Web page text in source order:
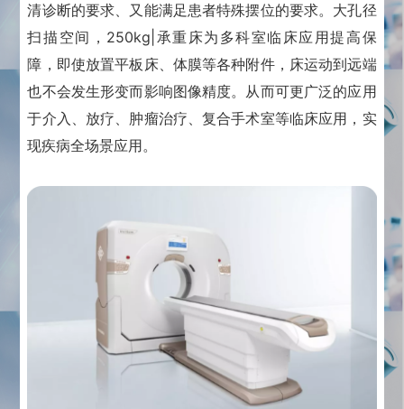
清诊断的要求、又能满足患者特殊摆位的要求。 大孔径
扫描空间，250kg|承重床为多科室临床应用提高保
障，即使放置平板床、体膜等各种附件，床运动到远端
也不会发生形变而影响图像精度。 从而可更广泛的应用
于介入、放疗、肿瘤治疗、复合手术室等临床应用，实
现疾病全场景应用。